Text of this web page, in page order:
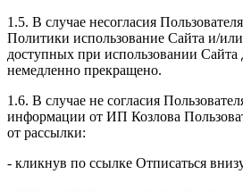
1.5. В случае несогласия
Политики использование Сайта и/
доступных при использовании
немедленно прекращено.
1.6. В случае не согласия
информации от ИП Козлова
от рассылки:
- кликнув по ссылке Отписаться